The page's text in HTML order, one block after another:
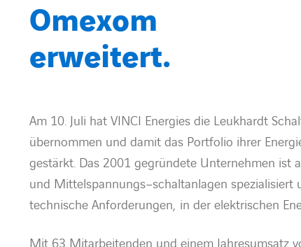
Omexom
erweitert.
Am 10. Juli hat VINCI Energies die Leukhardt
übernommen und damit das Portfolio ihrer
gestärkt. Das 2001 gegründete Unternehmen ist
und Mittelspannungs–schaltanlagen spezialisiert
technische Anforderungen, in der elektrischen